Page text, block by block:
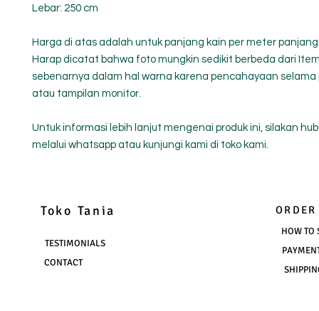
Lebar: 250 cm
Harga di atas adalah untuk panjang kain per meter
Harap dicatat bahwa foto mungkin sedikit berbeda dari
sebenarnya dalam hal warna karena pencahayaan
atau tampilan monitor.
Untuk informasi lebih lanjut mengenai produk ini, silakan
melalui whatsapp atau kunjungi kami di toko kami.
Toko Tania
TESTIMONIALS
CONTACT
HOW TO